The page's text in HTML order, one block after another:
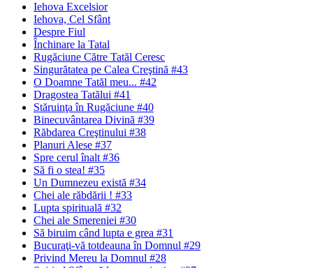
Iehova Excelsior
Iehova, Cel Sfânt
Despre Fiul
Închinare la Tatal
Rugăciune Către Tatăl Ceresc
Singurătatea pe Calea Creştină #43
O Doamne Tatăl meu... #42
Dragostea Tatălui #41
Stăruinţa în Rugăciune #40
Binecuvântarea Divină #39
Răbdarea Creştinului #38
Planuri Alese #37
Spre cerul înalt #36
Să fi o stea! #35
Un Dumnezeu există #34
Chei ale răbdării ! #33
Lupta spirituală #32
Chei ale Smereniei #30
Să biruim când lupta e grea #31
Bucuraţi-vă totdeauna în Domnul #29
Privind Mereu la Domnul #28